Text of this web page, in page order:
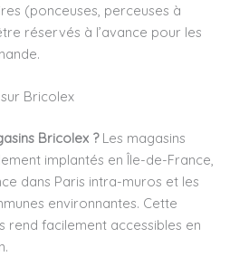
(ponceuses, perceuses à
réservés à l’avance pour les
Bricolex
Bricolex ?Les magasins
implantés en Île-de-France,
dans Paris intra-muros et les
environnantes. Cette
rend facilement accessibles en